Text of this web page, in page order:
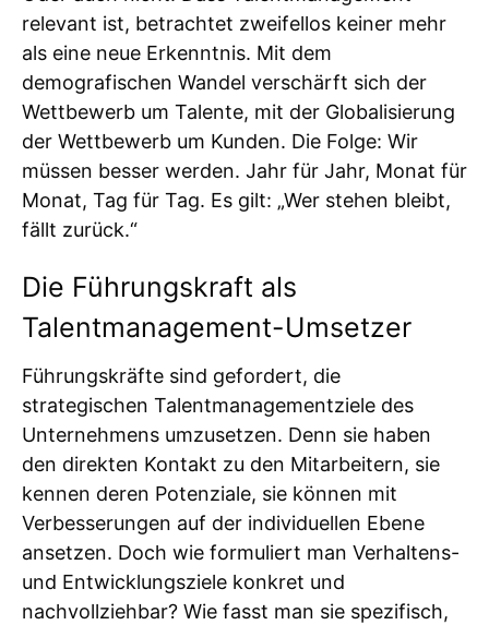
relevant ist, betrachtet zweifellos keiner mehr
als eine neue Erkenntnis. Mit dem
demografischen Wandel verschärft sich der
Wettbewerb um Talente, mit der Globalisierung
der Wettbewerb um Kunden. Die Folge: Wir
müssen besser werden. Jahr für Jahr, Monat für
Monat, Tag für Tag. Es gilt: „Wer stehen bleibt,
fällt zurück.“
Die Führungskraft als
Talentmanagement-Umsetzer
Führungskräfte sind gefordert, die
strategischen Talentmanagementziele des
Unternehmens umzusetzen. Denn sie haben
den direkten Kontakt zu den Mitarbeitern, sie
kennen deren Potenziale, sie können mit
Verbesserungen auf der individuellen Ebene
ansetzen. Doch wie formuliert man Verhaltens-
und Entwicklungsziele konkret und
nachvollziehbar? Wie fasst man sie spezifisch,